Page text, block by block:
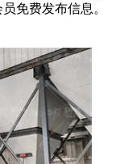
免费发布信息。